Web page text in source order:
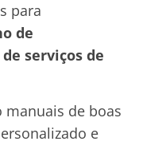
para
de
serviços de
de boas
e